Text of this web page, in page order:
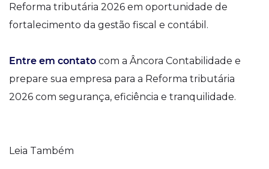
Reforma tributária 2026 em oportunidade de
fortalecimento da gestão fiscal e contábil.
Entre em contato com a Âncora Contabilidade e
prepare sua empresa para a Reforma tributária
2026 com segurança, eficiência e tranquilidade.
Leia Também